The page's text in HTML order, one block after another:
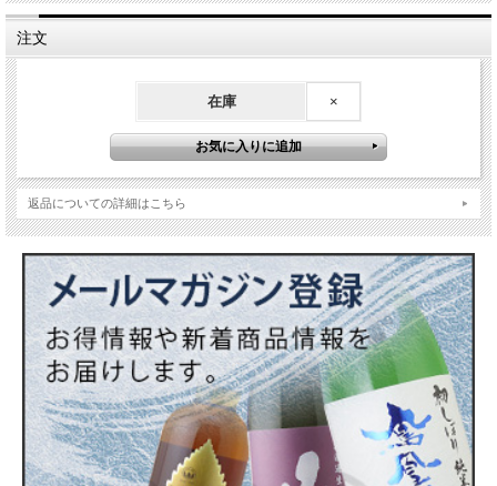
なり、次の一杯を誘う仕上がりとなっております。これまで以上に進化した
Heavenを、是非ご期待ください。
様なほろ苦さがバランスを整えます。口当たり軽く飲み応えもあり、スッキリキレ
る。現代の日本酒らしいモダンな味わいです。伝統的な生もと仕込みを昇華したと
原材料…米（国産）・米こうじ（国産米）
原料米…山田錦
精米歩合…スペック非公開
日本酒度…非公開
酸度…非公開
アミノ酸度…非公開
使用酵母…非公開
アルコール度数…14%（原酒）
注文
在庫 ×
返品についての詳細はこちら